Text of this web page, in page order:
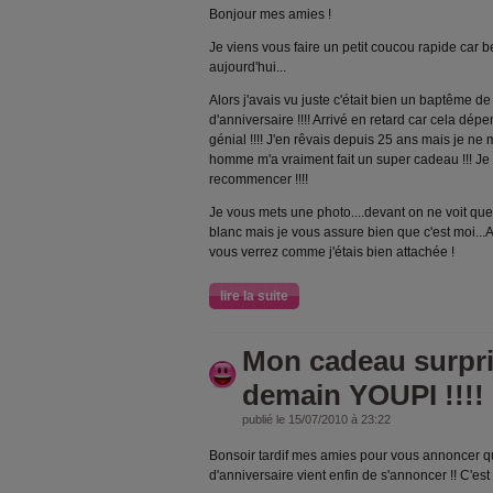
Bonjour mes amies !
Je viens vous faire un petit coucou rapide car
aujourd'hui...
Alors j'avais vu juste c'était bien un baptême
d'anniversaire !!!! Arrivé en retard car cela
génial !!!! J'en rêvais depuis 25 ans mais je ne
homme m'a vraiment fait un super cadeau !!!
recommencer !!!!
Je vous mets une photo....devant on ne voit
blanc mais je vous assure bien que c'est
vous verrez comme j'étais bien attachée !
lire la suite
Mon cadeau
demain YOUPI !!!!
publié le 15/07/2010 à 23:22
Bonsoir tardif mes amies pour vous annoncer
d'anniversaire vient enfin de s'annoncer !!